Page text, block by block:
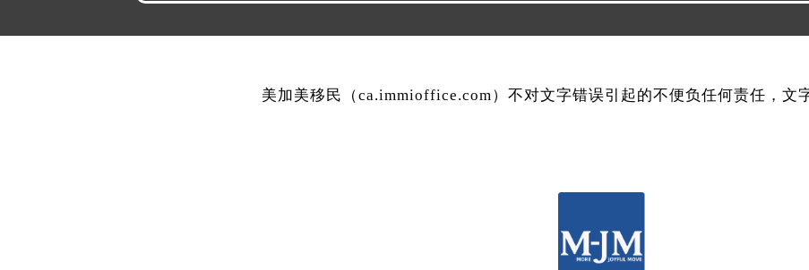
美加美移民（ca.immioffice.com）不对文字错误引起的不便负任何责任，文